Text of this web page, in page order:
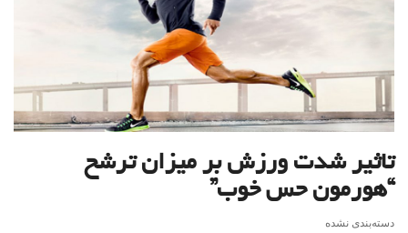
تاثیر شدت ورزش بر میزان ترشح
“هورمون حس خوب”
دسته‌بندی نشده